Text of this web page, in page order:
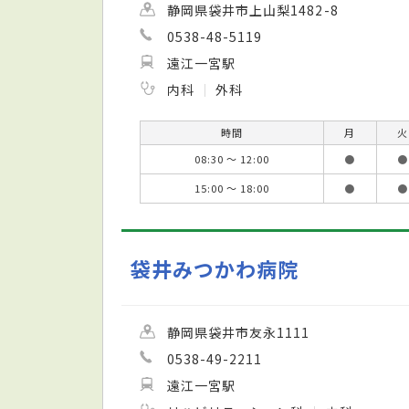
静岡県袋井市上山梨1482-8
0538-48-5119
遠江一宮駅
内科
外科
時間 月 火
08:30 ～ 12:00
● ●
15:00 ～ 18:00
● ●
袋井みつかわ病院
静岡県袋井市友永1111
0538-49-2211
遠江一宮駅